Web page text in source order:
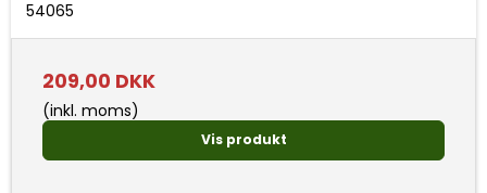
54065
209,00 DKK
(inkl. moms)
Vis produkt